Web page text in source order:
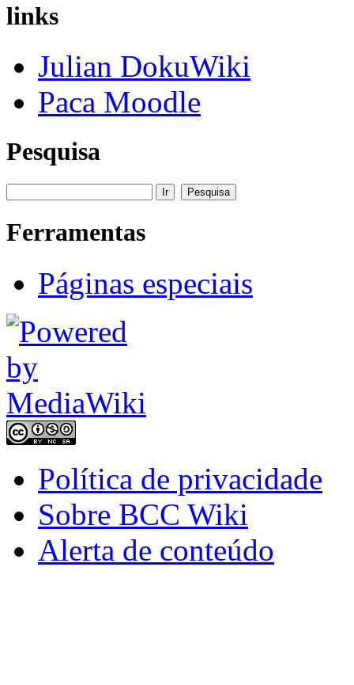
links
Julian DokuWiki
Paca Moodle
Pesquisa
Ferramentas
Páginas especiais
Política de privacidade
Sobre BCC Wiki
Alerta de conteúdo